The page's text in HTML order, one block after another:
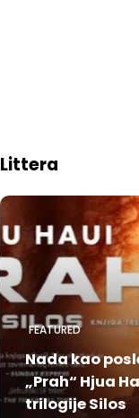
Littera
FEATURED
Nada kao
„Prah“ Hjua
trilogije Silos